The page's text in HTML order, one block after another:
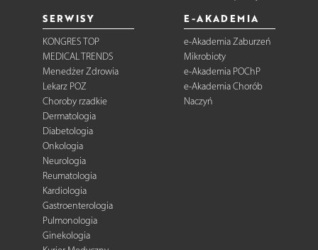
SERWISY
KONGRES TOP
MEDICAL TRENDS
Menedżer Zdrowia
Lekarz POZ
Choroby rzadkie
Dermatologia
Diabetologia
Onkologia
Neurologia
Reumatologia
Kardiologia
Gastroenterologia
Pulmonologia
Ginekologia
E-AKADEMIA
e-Akademia Zaburzeń
Mikrobioty
e-Akademia POChP
e-Akademia Chorób
Naczyń